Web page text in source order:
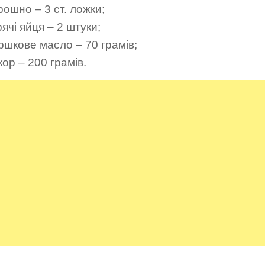
– 3 ст. ложки;
яйця – 2 штуки;
масло – 70 грамів;
– 200 грамів.